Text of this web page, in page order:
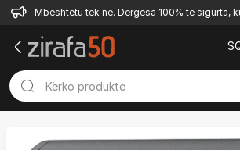
Mbështetu tek ne. Dërgesa 100% të sigurta,